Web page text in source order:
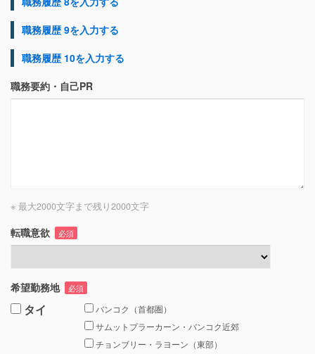
職務履歴 9を入力する
職務履歴 10を入力する
職務要約・自己PR
※ 最大2000文字まで残り2000文字
転職意欲 必須
希望勤務地 必須
タイ
バンコク（首都圏）
サムットプラーカーン・バンコク近郊
チョンブリー・ラヨーン（東部）